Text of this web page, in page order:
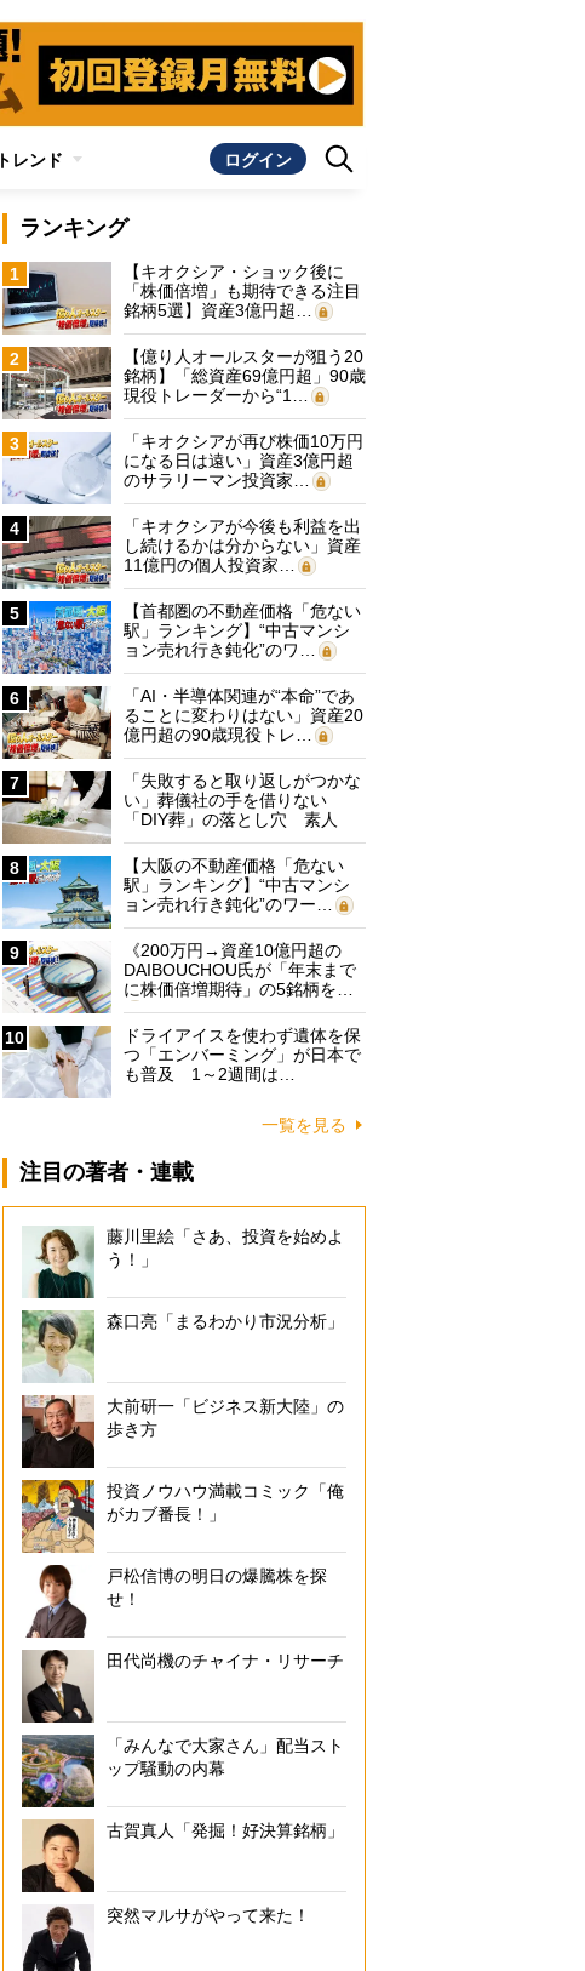
トレンド ログイン
ランキング
1
【キオクシア・ショック後に
「株価倍増」も期待できる注目
銘柄5選】資産3億円超…
2
【億り人オールスターが狙う20
銘柄】「総資産69億円超」90歳
現役トレーダーから“1…
3
「キオクシアが再び株価10万円
になる日は遠い」資産3億円超
のサラリーマン投資家…
4
「キオクシアが今後も利益を出
し続けるかは分からない」資産
11億円の個人投資家…
5
【首都圏の不動産価格「危ない
駅」ランキング】“中古マンシ
ョン売れ行き鈍化”のワ…
6
「AI・半導体関連が“本命”であ
ることに変わりはない」資産20
億円超の90歳現役トレ…
7
「失敗すると取り返しがつかな
い」葬儀社の手を借りない
「DIY葬」の落とし穴 素人
に…
8
【大阪の不動産価格「危ない
駅」ランキング】“中古マンシ
ョン売れ行き鈍化”のワー…
9
《200万円→資産10億円超の
DAIBOUCHOU氏が「年末まで
に株価倍増期待」の5銘柄を…
10
ドライアイスを使わず遺体を保
つ「エンバーミング」が日本で
も普及 1～2週間は…
一覧を見る
注目の著者・連載
藤川里絵「さあ、投資を始めよ
う！」
森口亮「まるわかり市況分析」
大前研一「ビジネス新大陸」の
歩き方
投資ノウハウ満載コミック「俺
がカブ番長！」
戸松信博の明日の爆騰株を探
せ！
田代尚機のチャイナ・リサーチ
「みんなで大家さん」配当スト
ップ騒動の内幕
古賀真人「発掘！好決算銘柄」
突然マルサがやって来た！